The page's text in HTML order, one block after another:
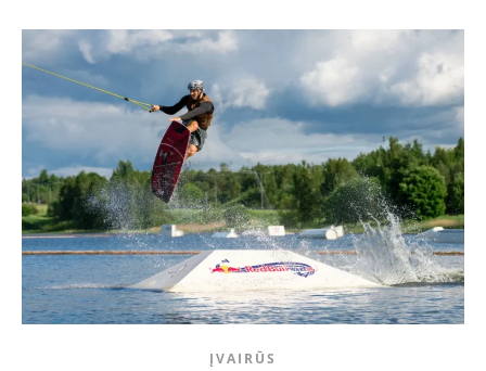
ĮVAIRŪS